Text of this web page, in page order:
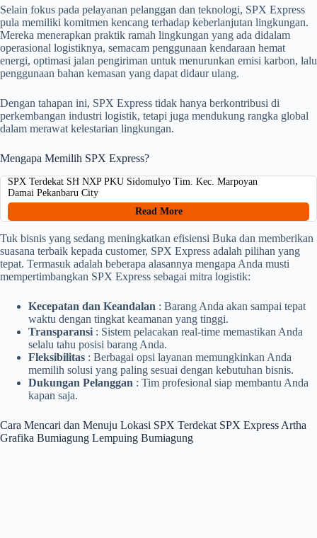
Selain fokus pada pelayanan pelanggan dan teknologi, SPX Express
pula memiliki komitmen kencang terhadap keberlanjutan lingkungan.
Mereka menerapkan praktik ramah lingkungan yang ada didalam
operasional logistiknya, semacam penggunaan kendaraan hemat
energi, optimasi jalan pengiriman untuk menurunkan emisi karbon, lalu
penggunaan bahan kemasan yang dapat didaur ulang.
Dengan tahapan ini, SPX Express tidak hanya berkontribusi di
perkembangan industri logistik, tetapi juga mendukung rangka global
dalam merawat kelestarian lingkungan.
Mengapa Memilih SPX Express?
SPX Terdekat SH NXP PKU Sidomulyo Tim. Kec. Marpoyan
Damai Pekanbaru City
Read More
Tuk bisnis yang sedang meningkatkan efisiensi Buka dan memberikan
suasana terbaik kepada customer, SPX Express adalah pilihan yang
tepat. Termasuk adalah beberapa alasannya mengapa Anda musti
mempertimbangkan SPX Express sebagai mitra logistik:
Kecepatan dan Keandalan : Barang Anda akan sampai tepat
waktu dengan tingkat keamanan yang tinggi.
Transparansi : Sistem pelacakan real-time memastikan Anda
selalu tahu posisi barang Anda.
Fleksibilitas : Berbagai opsi layanan memungkinkan Anda
memilih solusi yang paling sesuai dengan kebutuhan bisnis.
Dukungan Pelanggan : Tim profesional siap membantu Anda
kapan saja.
Cara Mencari dan Menuju Lokasi SPX Terdekat SPX Express Artha
Grafika Bumiagung Lempuing Bumiagung